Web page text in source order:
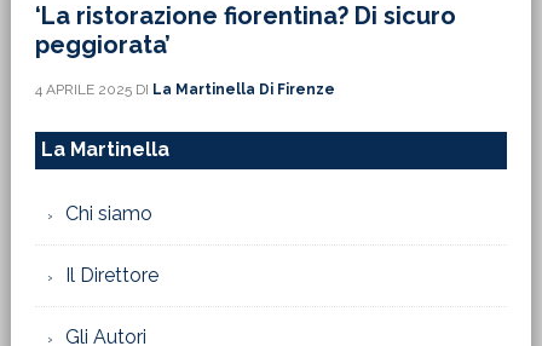
‘La ristorazione fiorentina? Di sicuro
peggiorata’
4 APRILE 2025DI La Martinella Di Firenze
La Martinella
Chi siamo
Il Direttore
Gli Autori